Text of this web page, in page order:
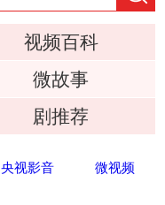
视频百科
微故事
剧推荐
央视影音
微视频